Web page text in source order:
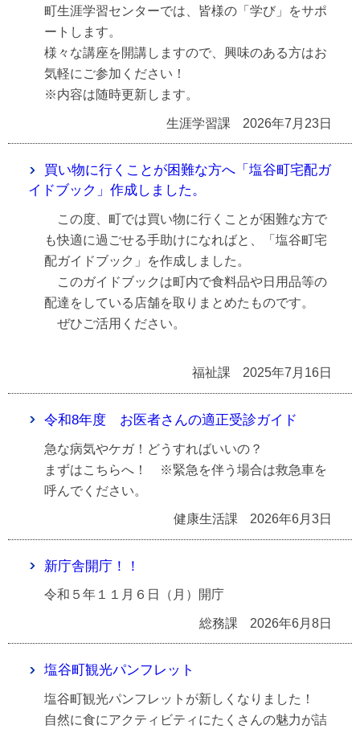
町生涯学習センターでは、皆様の「学び」をサポ
ートします。
様々な講座を開講しますので、興味のある方はお
気軽にご参加ください！
※内容は随時更新します。
生涯学習課 2026年7月23日
買い物に行くことが困難な方へ「塩谷町宅配ガ
イドブック」作成しました。
この度、町では買い物に行くことが困難な方で
も快適に過ごせる手助けになればと、「塩谷町宅
配ガイドブック」を作成しました。
このガイドブックは町内で食料品や日用品等の
配達をしている店舗を取りまとめたものです。
ぜひご活用ください。
福祉課 2025年7月16日
令和8年度 お医者さんの適正受診ガイド
急な病気やケガ！どうすればいいの？
まずはこちらへ！ ※緊急を伴う場合は救急車を
呼んでください。
健康生活課 2026年6月3日
新庁舎開庁！！
令和５年１１月６日（月）開庁
総務課 2026年6月8日
塩谷町観光パンフレット
塩谷町観光パンフレットが新しくなりました！
自然に食にアクティビティにたくさんの魅力が詰